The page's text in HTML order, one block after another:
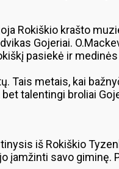
Rokiškio krašto
Gojeriai.
pasiekė ir
metais, kai
talentingi broliai
iš Rokiškio
įamžinti savo